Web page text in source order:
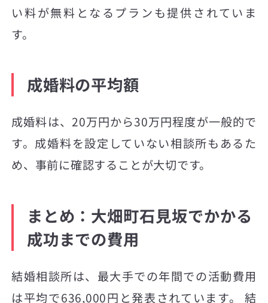
い料が無料となるプランも提供されていま
す。
成婚料の平均額
成婚料は、20万円から30万円程度が一般的で
す。成婚料を設定していない相談所もあるた
め、事前に確認することが大切です。
まとめ：大畑町石見坂でかかる
成功までの費用
結婚相談所は、最大手での年間での活動費用
は平均で636,000円と発表されています。 結